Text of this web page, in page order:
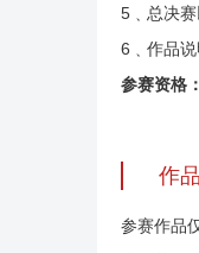
5﹑总决
6﹑作品
参赛资格：
作
参赛作品